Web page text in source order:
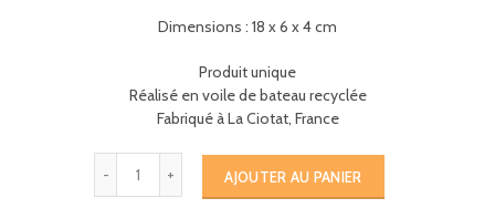
Dimensions : 18 x 6 x 4 cm
Produit unique
Réalisé en voile de bateau recyclée
Fabriqué à La Ciotat, France
AJOUTER AU PANIER